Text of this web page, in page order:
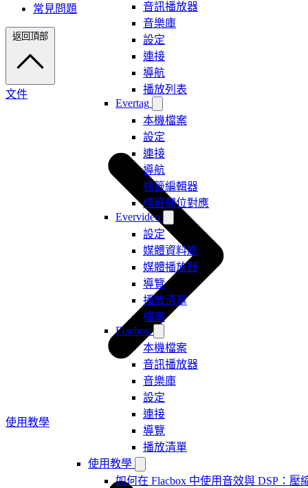
音訊播放器
音樂庫
設定
連接
導航
播放列表
Evertag
本機檔案
設定
連接
導航
標籤編輯器
標籤欄位對應
Evervideo
設定
媒體資料庫
媒體播放器
導覽
播放清單
檔案
Flacbox
本機檔案
音訊播放器
音樂庫
設定
連接
導覽
播放清單
使用教學
如何在 Flacbox 中使用音效與 DSP：壓
常見問題
返回頂部
文件
使用教學